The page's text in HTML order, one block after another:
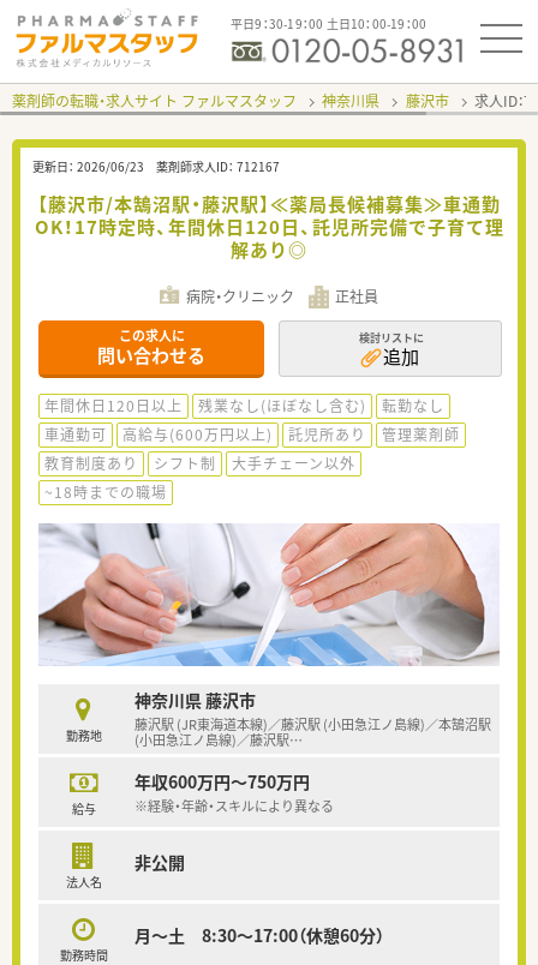
平日9：30-19：00 土日10：00-19：00
薬剤師の転職・求人サイト ファルマスタッフ 神奈川県 藤沢市 求人ID：
更新日： 2026/06/23 薬剤師求人ID： 712167
【藤沢市/本鵠沼駅・藤沢駅】≪薬局長候補募集≫車通勤
OK！17時定時、年間休日120日、託児所完備で子育て理
解あり◎
病院・クリニック 正社員
この求人に
問い合わせる
検討リストに
追加
年間休日120日以上 残業なし(ほぼなし含む)
転勤なし
車通勤可
高給与(600万円以上) 託児所あり
管理薬剤師
教育制度あり
シフト制
大手チェーン以外
~18時までの職場
勤務地
神奈川県 藤沢市
藤沢駅 (JR東海道本線)／藤沢駅 (小田急江ノ島線)／本鵠沼駅
(小田急江ノ島線)／藤沢駅…
給与
年収600万円～750万円
※経験・年齢・スキルにより異なる
法人名
非公開
勤務時間
月～土 8:30～17:00（休憩60分）